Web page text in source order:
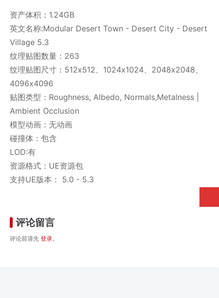
资产体积：1.24GB
英文名称:Modular Desert Town - Desert City - Desert
Village 5.3
纹理贴图数量：263
纹理贴图尺寸：512x512、1024x1024、2048x2048、
4096x4096
贴图类型：Roughness, Albedo, Normals,Metalness |
Ambient Occlusion
模型动画：无动画
碰撞体：包含
LOD:有
资源格式：UE资源包
支持UE版本： 5.0 - 5.3
评论留言
评论前请先 登录。